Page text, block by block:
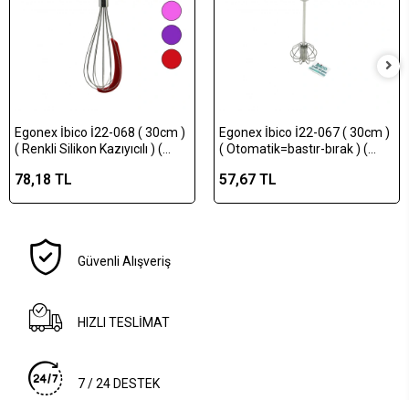
Egonex İbico İ22-068 ( 30cm )
( Renkli Silikon Kazıyıcılı ) (
( Çırpıcı: 17.5cm + Sap: 12.5cm
78,18 TL
Egonex İbico İ22-067 ( 30cm )
( Otomatik=bastır-bırak ) (
Çırpıcı*12x12
57,67 TL
Güvenli Alışveriş
HIZLI TESLİMAT
7 / 24 DESTEK